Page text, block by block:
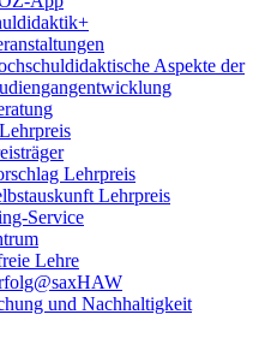
Aspekte der
Lehrpreis
Lehrpreis
Service
Lehre
und Nachhaltigkeit